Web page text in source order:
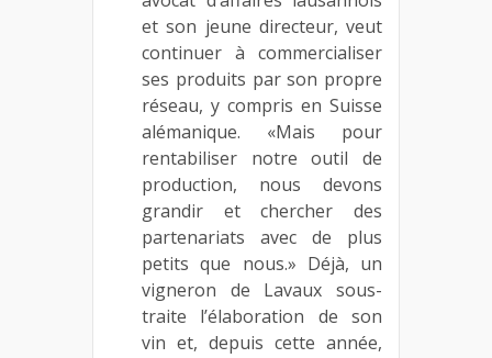
et son jeune directeur, veut
continuer à commercialiser
ses produits par son propre
réseau, y compris en Suisse
alémanique. «Mais pour
rentabiliser notre outil de
production, nous devons
grandir et chercher des
partenariats avec de plus
petits que nous.» Déjà, un
vigneron de Lavaux sous-
traite l’élaboration de son
vin et, depuis cette année,